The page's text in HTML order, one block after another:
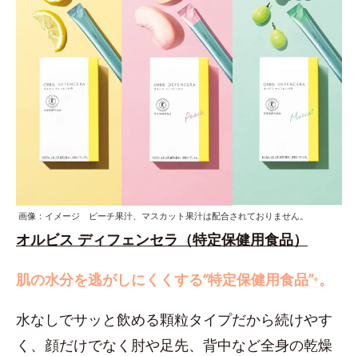
画像：イメージ ピーチ果汁、マスカット果汁は配合されておりません。
オルビス ディフェンセラ（特定保健用食品）
肌の水分を逃がしにくくする“特定保健用食品”*。
水なしでサッと飲める顆粒タイプだから続けやす
く、顔だけでなく肘や足先、背中など全身の乾燥